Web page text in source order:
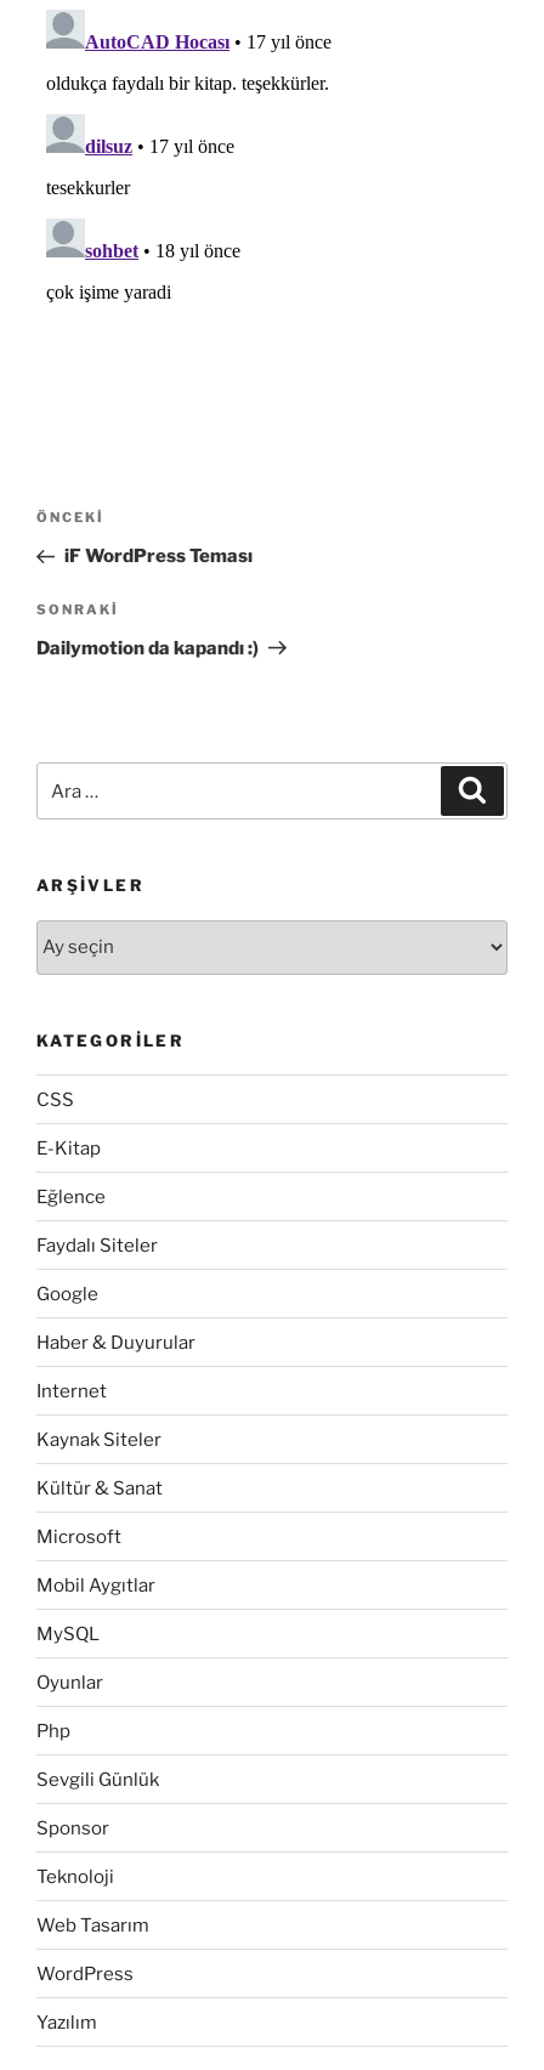
Yazı
Önceki
Yazı
ÖNCEKI
iF WordPress Teması
Sonraki
Yazı
SONRAKI
Dailymotion da kapandı :)
ARŞIVLER
KATEGORILER
CSS
E-Kitap
Eğlence
Faydalı Siteler
Google
Haber & Duyurular
Internet
Kaynak Siteler
Kültür & Sanat
Microsoft
Mobil Aygıtlar
MySQL
Oyunlar
Php
Sevgili Günlük
Sponsor
Teknoloji
Web Tasarım
WordPress
Yazılım